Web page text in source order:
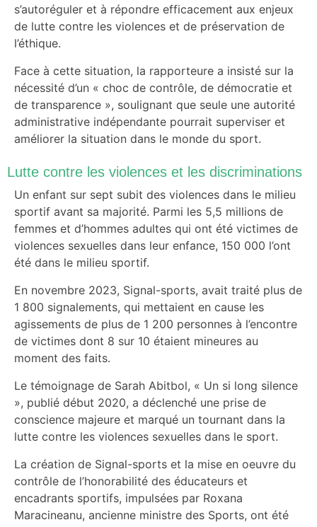
s’autoréguler et à répondre efficacement aux enjeux
de lutte contre les violences et de préservation de
l’éthique.
Face à cette situation, la rapporteure a insisté sur la
nécessité d’un « choc de contrôle, de démocratie et
de transparence », soulignant que seule une autorité
administrative indépendante pourrait superviser et
améliorer la situation dans le monde du sport.
Lutte contre les violences et les discriminations
Un enfant sur sept subit des violences dans le milieu
sportif avant sa majorité. Parmi les 5,5 millions de
femmes et d’hommes adultes qui ont été victimes de
violences sexuelles dans leur enfance, 150 000 l’ont
été dans le milieu sportif.
En novembre 2023, Signal-sports, avait traité plus de
1 800 signalements, qui mettaient en cause les
agissements de plus de 1 200 personnes à l’encontre
de victimes dont 8 sur 10 étaient mineures au
moment des faits.
Le témoignage de Sarah Abitbol, « Un si long silence
», publié début 2020, a déclenché une prise de
conscience majeure et marqué un tournant dans la
lutte contre les violences sexuelles dans le sport.
La création de Signal-sports et la mise en oeuvre du
contrôle de l’honorabilité des éducateurs et
encadrants sportifs, impulsées par Roxana
Maracineanu, ancienne ministre des Sports, ont été